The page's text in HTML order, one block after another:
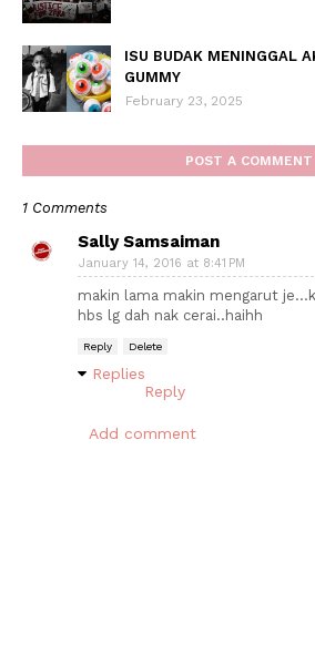
ISU BUDAK MENINGGAL
GUMMY
February 23, 2025
POST A COMMENT
1 Comments
Sally Samsaiman
January 14, 2016 at 8:41 PM
makin lama makin mengarut
hbs lg dah nak cerai..haihh
Reply Delete
Replies
Reply
Add comment